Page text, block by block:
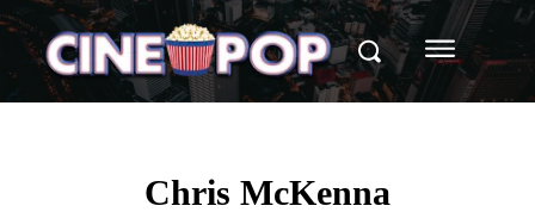
Chris McKenna